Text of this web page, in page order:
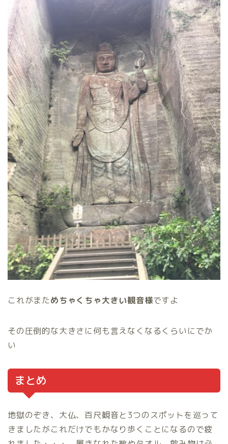
これがまためちゃくちゃ大きい観音様ですよ
その圧倒的な大きさに何も言えなくなるくらいにでか
い
まとめ
地獄のぞき、大仏、百尺観音と3つのスポットを巡って
きましたがこれだけでもかなり歩くことになるので疲